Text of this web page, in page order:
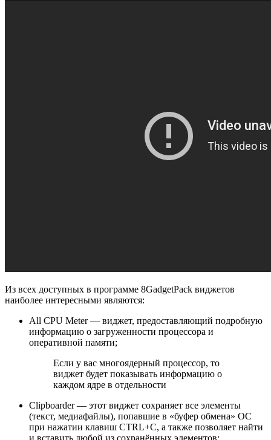
Из всех доступных в программе 8GadgetPack виджетов
наиболее интересными являются:
All CPU Meter — виджет, предоставляющий подробную
информацию о загруженности процессора и
оперативной памяти;
Если у вас многоядерный процессор, то
виджет будет показывать информацию о
каждом ядре в отдельности
Clipboarder — этот виджет сохраняет все элементы
(текст, медиафайлы), попавшие в «буфер обмена» ОС
при нажатии клавиш CTRL+C, а также позволяет найти